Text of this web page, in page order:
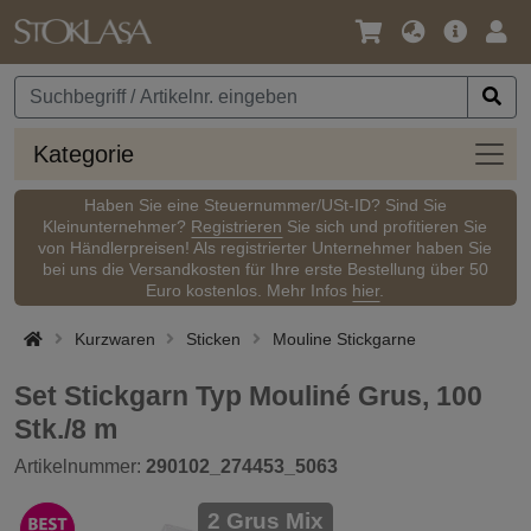
Sprache
Währung
Kategorie
Haben Sie eine Steuernummer/USt-ID? Sind Sie
Kleinunternehmer? Registrieren Sie sich und profitieren Sie
von Händlerpreisen! Als registrierter Unternehmer haben Sie
bei uns die Versandkosten für Ihre erste Bestellung über 50
Euro kostenlos. Mehr Infos hier.
Kurzwaren Sticken Mouline Stickgarne
Set Stickgarn Typ Mouliné Grus, 100
Stk./8 m
Artikelnummer: 290102_274453_5063
2 Grus Mix